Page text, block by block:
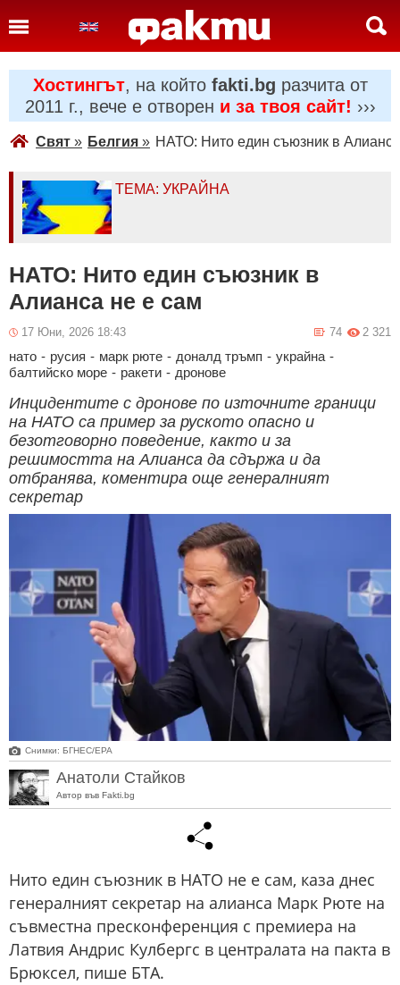
Хостингът, на който fakti.bg разчита от
2011 г., вече е отворен и за твоя сайт! ›››
Свят » Белгия » НАТО: Нито един съюзник в
ТЕМА: УКРАЙНА
НАТО: Нито един съюзник в
Алианса не е сам
17 Юни, 2026 18:43 2 321
74
нато - русия - марк рюте - доналд тръмп - украйна -
балтийско море - ракети - дронове
Инцидентите с дронове по източните граници
на НАТО са пример за руското опасно и
безотговорно поведение, както и за
решимостта на Алианса да сдържа и да
отбранява, коментира още генералният
секретар
Снимки: БГНЕС/ЕРА
Анатоли Стайков
Автор във Fakti.bg
Нито един съюзник в НАТО не е сам, каза днес
генералният секретар на алианса Марк Рюте на
съвместна пресконференция с премиера на
Латвия Андрис Кулбергс в централата на пакта в
Брюксел, пише БТА.